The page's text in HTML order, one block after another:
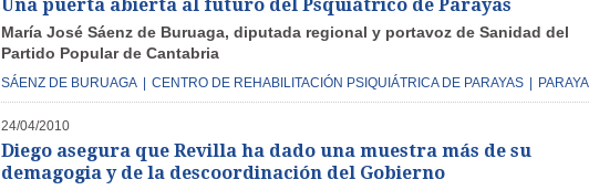
Una puerta abierta al futuro del Psquiátrico de Parayas
María José Sáenz de Buruaga, diputada regional y portavoz de Sanidad del
Partido Popular de Cantabria
SÁENZ DE BURUAGA CENTRO DE REHABILITACIÓN PSIQUIÁTRICA DE PARAYAS
24/04/2010
Diego asegura que Revilla ha dado una muestra más de su
demagogia y de la descoordinación del Gobierno